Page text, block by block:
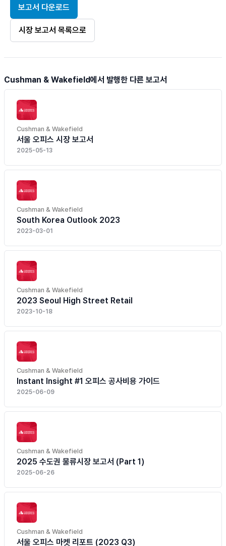
보고서 다운로드
시장 보고서 목록으로
Cushman & Wakefield에서 발행한 다른 보고서
Cushman & Wakefield
서울 오피스 시장 보고서
2025-05-13
Cushman & Wakefield
South Korea Outlook 2023
2023-03-01
Cushman & Wakefield
2023 Seoul High Street Retail
2023-10-18
Cushman & Wakefield
Instant Insight #1 오피스 공사비용 가이드
2025-06-09
Cushman & Wakefield
2025 수도권 물류시장 보고서 (Part 1)
2025-06-26
Cushman & Wakefield
서울 오피스 마켓 리포트 (2023 Q3)